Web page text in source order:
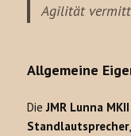
Agilität
Allgemeine
DieJMR Lunna MKII
Standlautsprecher